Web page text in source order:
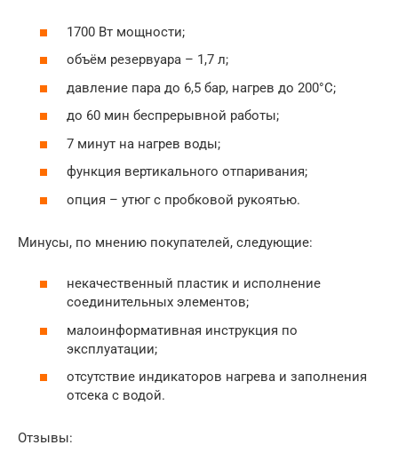
1700 Вт мощности;
объём резервуара – 1,7 л;
давление пара до 6,5 бар, нагрев до 200°С;
до 60 мин беспрерывной работы;
7 минут на нагрев воды;
функция вертикального отпаривания;
опция – утюг с пробковой рукоятью.
Минусы, по мнению покупателей, следующие:
некачественный пластик и исполнение
соединительных элементов;
малоинформативная инструкция по
эксплуатации;
отсутствие индикаторов нагрева и заполнения
отсека с водой.
Отзывы: